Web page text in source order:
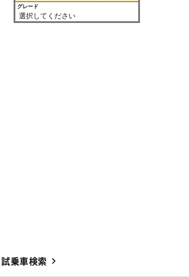
グレード
選択してください
乗車検索